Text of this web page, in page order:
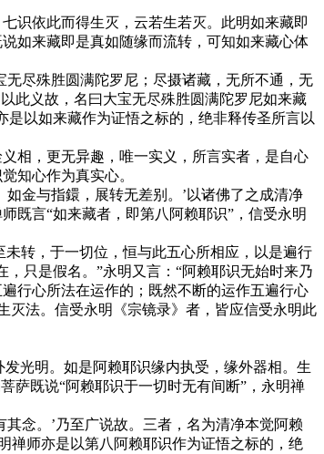
识依此而得生灭，云若生若灭。此明如来藏即
如来藏即是真如随缘而流转，可知如来藏心体
尽殊胜圆满陀罗尼；尽摄诸藏，无所不通，无
此义故，名曰大宝无尽殊胜圆满陀罗尼如来藏
以如来藏作为证悟之标的，绝非释传圣所言以
相，更无异趣，唯一实义，所言实者，是自心
知心作为真实心。
金与指鐶，展转无差别。’以诸佛了之成清净
既言“如来藏者，即第八阿赖耶识”，信受永明
转，于一切位，恒与此五心所相应，以是遍行
只是假名。”永明又言：“阿赖耶识无始时来乃
行心所法在运作的；既然不断的运作五遍行心
灭法。信受永明《宗镜录》者，皆应信受永明此
光明。如是阿赖耶识缘内执受，缘外器相。生
萨既说“阿赖耶识于一切时无有间断”，永明禅
念。’乃至广说故。三者，名为清净本觉阿赖
禅师亦是以第八阿赖耶识作为证悟之标的，绝